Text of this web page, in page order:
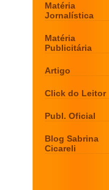
Matéria
Jornalística
Matéria
Publicitária
Artigo
Click do Leitor
Publ. Oficial
Blog Sabrina
Cicareli